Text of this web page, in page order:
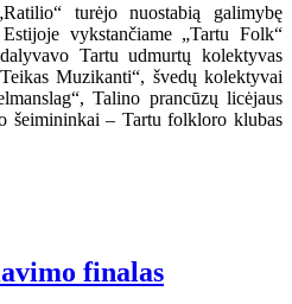
turėjo nuostabią galimybę
vykstančiame „Tartu Folk“
Tartu udmurtų kolektyvas
Muzikanti“, švedų kolektyvai
Talino prancūzų licėjaus
šeimininkai – Tartu folkloro klubas
finalas